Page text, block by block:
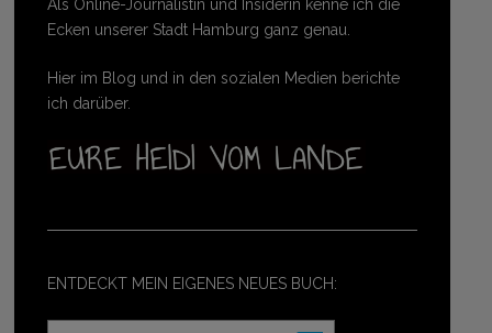
Als Online-Journalistin und Insiderin kenne ich die
Ecken unserer Stadt Hamburg ganz genau.
Hier im Blog und in den sozialen Medien berichte
ich darüber.
ENTDECKT MEIN EIGENES NEUES BUCH: